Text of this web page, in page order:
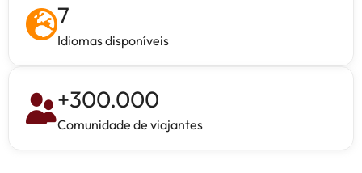
7
Idiomas disponíveis
+300.000
Comunidade de viajantes